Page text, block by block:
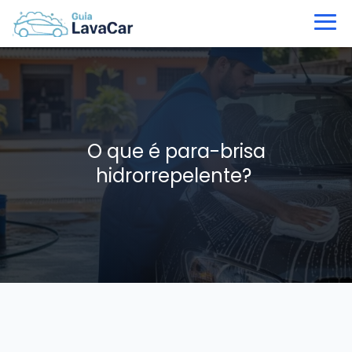
O que é para-brisa
hidrorrepelente?